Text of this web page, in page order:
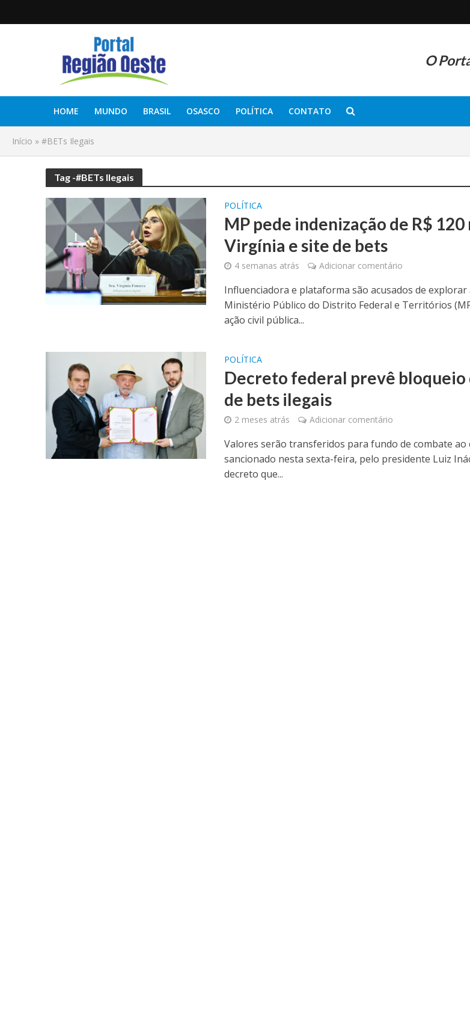
O
HOME MUNDO BRASIL OSASCO POLÍTICA CONTATO
Início » #BETs Ilegais
Tag -#BETs Ilegais
POLÍTICA
MP pede indenização de R$ 120
Virgínia e site de bets
4 semanas atrás Adicionar comentário
Influenciadora e plataforma são acusados de
Ministério Público do Distrito Federal e Territórios
ação civil pública...
POLÍTICA
Decreto federal prevê bloqueio
de bets ilegais
2 meses atrás Adicionar comentário
Valores serão transferidos para fundo de combate ao
sancionado nesta sexta-feira, pelo presidente Luiz
decreto que...